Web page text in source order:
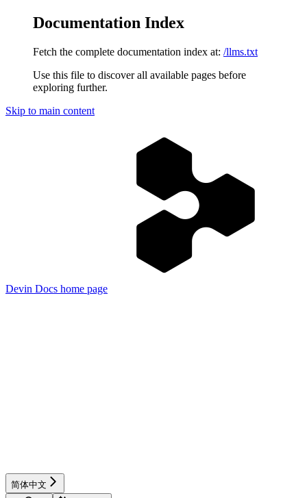
Documentation Index
Fetch the complete documentation index at: /llms.txt
Use this file to discover all available pages before
exploring further.
Skip to main content
Devin Docs home page
简体中文